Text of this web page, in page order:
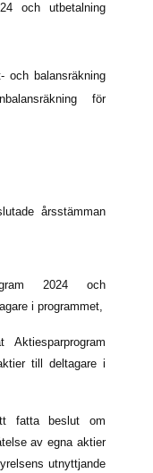
och utbetalning
och balansräkning
för
årsstämman
2024 och
i programmet,
Aktiesparprogram
till deltagare i
fatta beslut om
av egna aktier
utnyttjande